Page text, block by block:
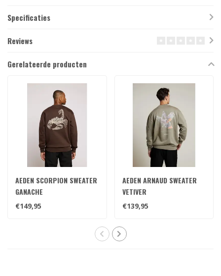
Specificaties
Reviews
Gerelateerde producten
AEDEN SCORPION SWEATER
GANACHE
€149,95
AEDEN ARNAUD SWEATER
VETIVER
€139,95